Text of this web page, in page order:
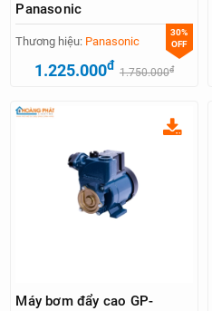
Panasonic
30%
OFF
Thương hiệu: Panasonic
1.225.000đ 1.750.000đ
Máy bơm đẩy cao GP-